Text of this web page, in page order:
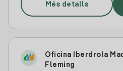
Més detalls
Oficina Iberdrola
Fleming